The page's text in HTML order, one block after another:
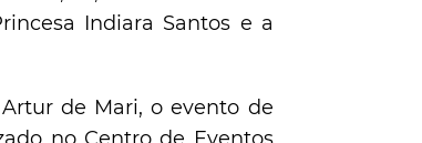
Indiara Santos e a
de Mari, o evento de